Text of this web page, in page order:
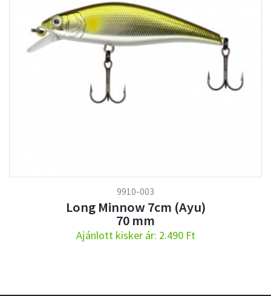
9910-003
Long Minnow 7cm (Ayu)
70 mm
Ajánlott kisker ár: 2.490 Ft